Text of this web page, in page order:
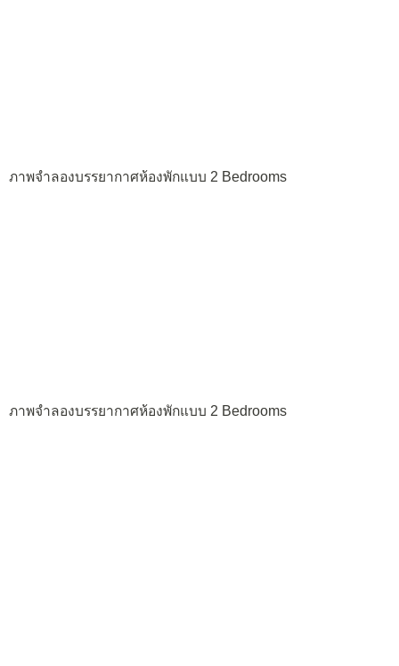
ภาพจำลองบรรยากาศห้องพักแบบ 2 Bedrooms
ภาพจำลองบรรยากาศห้องพักแบบ 2 Bedrooms